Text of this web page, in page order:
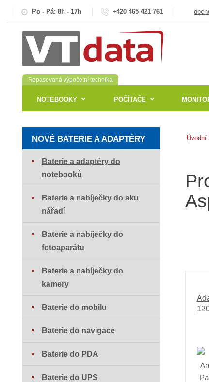
Po - Pá: 8h - 17h +420 465 421 761
Repasovaná výpočetní technika
NOTEBOOKY POČÍTAČE
Úvodní
NOVÉ BATERIE A ADAPTÉRY
Baterie a adaptéry do
notebooků
Baterie a nabíječky do aku
nářadí
Baterie a nabíječky do
fotoaparátu
Baterie a nabíječky do
kamery
Baterie do mobilu
Baterie do navigace
Baterie do PDA
Baterie do UPS